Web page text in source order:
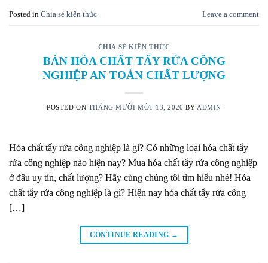
Posted in Chia sẻ kiến thức Leave a comment
CHIA SẺ KIẾN THỨC
BÁN HÓA CHẤT TẨY RỬA CÔNG
NGHIỆP AN TOÀN CHẤT LƯỢNG
POSTED ON THÁNG MƯỜI MỘT 13, 2020 BY ADMIN
Hóa chất tẩy rửa công nghiệp là gì? Có những loại hóa chất tẩy
rửa công nghiệp nào hiện nay? Mua hóa chất tẩy rửa công nghiệp
ở đâu uy tín, chất lượng? Hãy cùng chúng tôi tìm hiểu nhé! Hóa
chất tẩy rửa công nghiệp là gì? Hiện nay hóa chất tẩy rửa công
[…]
CONTINUE READING →